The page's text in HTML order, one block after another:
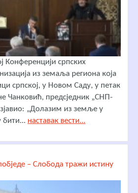
Конференцији српских
из земаља региона која
српској, у Новом Саду, у петак
Чанковић, предсједник „СНП-
„Долазим из земље у
бити... наставак вести...
– Слобода тражи истину